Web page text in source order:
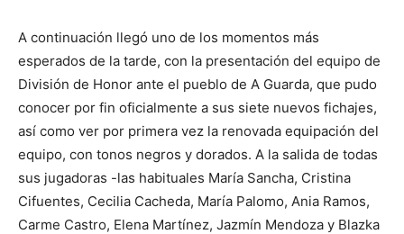
A continuación llegó uno de los momentos más
esperados de la tarde, con la presentación del equipo de
División de Honor ante el pueblo de A Guarda, que pudo
conocer por fin oficialmente a sus siete nuevos fichajes,
así como ver por primera vez la renovada equipación del
equipo, con tonos negros y dorados. A la salida de todas
sus jugadoras -las habituales María Sancha, Cristina
Cifuentes, Cecilia Cacheda, María Palomo, Ania Ramos,
Carme Castro, Elena Martínez, Jazmín Mendoza y Blazka